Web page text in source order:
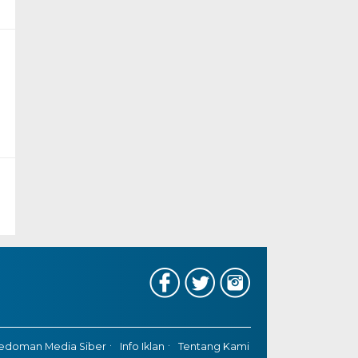
Media Siber Info Iklan Tentang Kami